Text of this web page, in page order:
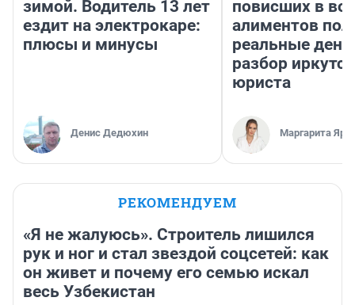
зимой. Водитель 13 лет
ездит на электрокаре:
плюсы и минусы
Денис Дедюхин
повисших в
алиментов
реальные
разбор
юриста
Маргарита
РЕКОМЕНДУЕМ
«Я не жалуюсь». Строитель лишился
рук и ног и стал звездой соцсетей: как
он живет и почему его семью искал
весь Узбекистан